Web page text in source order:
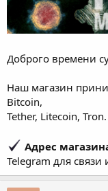
Доброго времени
Наш магазин
Bitcoin,
Tether, Litecoin,
Адрес
Telegram для связи